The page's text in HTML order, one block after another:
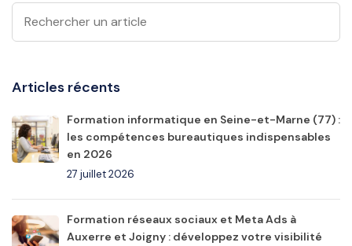
Articles récents
Formation informatique en Seine-et-Marne (77) :
les compétences bureautiques indispensables
en 2026
27 juillet 2026
Formation réseaux sociaux et Meta Ads à
Auxerre et Joigny : développez votre visibilité